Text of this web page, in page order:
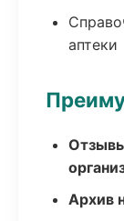
аптеки
Архив